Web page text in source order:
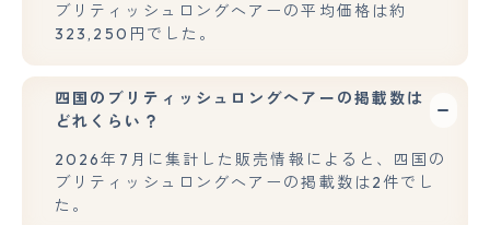
ブリティッシュロングヘアーの平均価格は約
323,250円でした。
四国のブリティッシュロングヘアーの掲載数は
どれくらい？
2026年7月に集計した販売情報によると、四国の
ブリティッシュロングヘアーの掲載数は2件でし
た。